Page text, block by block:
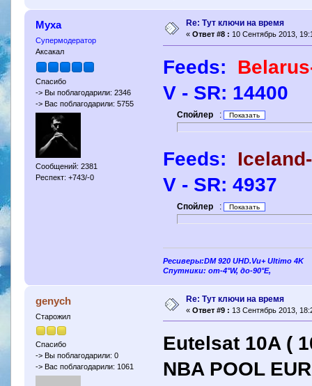
Муха
Супермодератор
Аксакал
Спасибо
-> Вы поблагодарили: 2346
-> Вас поблагодарили: 5755
Сообщений: 2381
Респект: +743/-0
Re: Тут ключи на время
« Ответ #8 : 10 Сентябрь 2013,
Feeds:
V - SR: 14400
Спойлер :
Feeds:
V - SR: 4937
Спойлер :
Ресиверы:DM 920 UHD.Vu+ Ultimo 4K
Спутники: от-4°W, до-90°E,
genych
Старожил
Спасибо
-> Вы поблагодарили: 0
-> Вас поблагодарили: 1061
Re: Тут ключи на время
« Ответ #9 : 13 Сентябрь 2013,
Eutelsat 10A (
NBA POOL